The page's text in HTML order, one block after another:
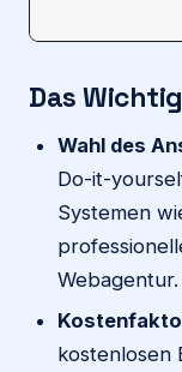
Das
Wahl des
Do-it-
Systemen
Webagentur.
kostenlosen